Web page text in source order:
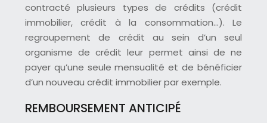
contracté plusieurs types de crédits (crédit
immobilier, crédit à la consommation…). Le
regroupement de crédit au sein d’un seul
organisme de crédit leur permet ainsi de ne
payer qu’une seule mensualité et de bénéficier
d’un nouveau crédit immobilier par exemple.
REMBOURSEMENT ANTICIPÉ